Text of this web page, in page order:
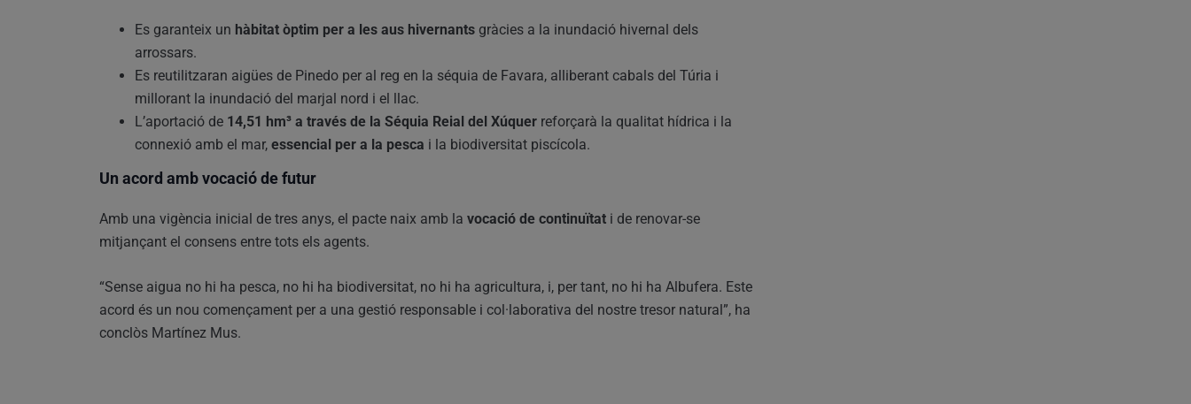
Es garanteix un hàbitat òptim per a les aus hivernants gràcies a la inundació hivernal dels
arrossars.
Es reutilitzaran aigües de Pinedo per al reg en la séquia de Favara, alliberant cabals del Túria i
millorant la inundació del marjal nord i el llac.
L’aportació de 14,51 hm³ a través de la Séquia Reial del Xúquer reforçarà la qualitat hídrica i la
connexió amb el mar, essencial per a la pesca i la biodiversitat piscícola.
Un acord amb vocació de futur
Amb una vigència inicial de tres anys, el pacte naix amb la vocació de continuïtat i de renovar-se
mitjançant el consens entre tots els agents.
“Sense aigua no hi ha pesca, no hi ha biodiversitat, no hi ha agricultura, i, per tant, no hi ha Albufera. Este
acord és un nou començament per a una gestió responsable i col·laborativa del nostre tresor natural”, ha
conclòs Martínez Mus.